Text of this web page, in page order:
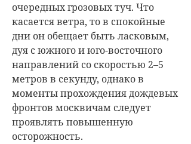
очередных грозовых туч. Что
касается ветра, то в спокойные
дни он обещает быть ласковым,
дуя с южного и юго-восточного
направлений со скоростью 2–5
метров в секунду, однако в
моменты прохождения дождевых
фронтов москвичам следует
проявлять повышенную
осторожность.